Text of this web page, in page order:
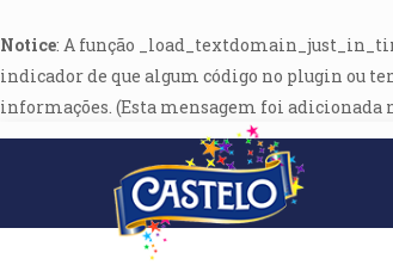
Notice: A função
indicador de que algum código no plugin ou
informações. (Esta mensagem foi adicionada